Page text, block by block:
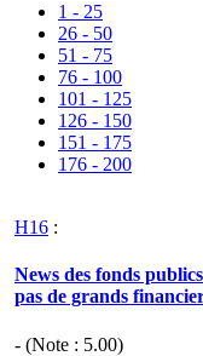
1 - 25
26 - 50
51 - 75
76 - 100
101 - 125
126 - 150
151 - 175
176 - 200
H16 :
News des fonds
pas de grands
- (Note : 5.00)